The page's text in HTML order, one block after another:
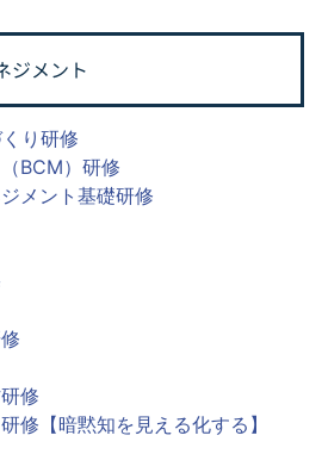
ジメント
り研修
BCM）研修
メント基礎研修
修
修【暗黙知を見える化する】